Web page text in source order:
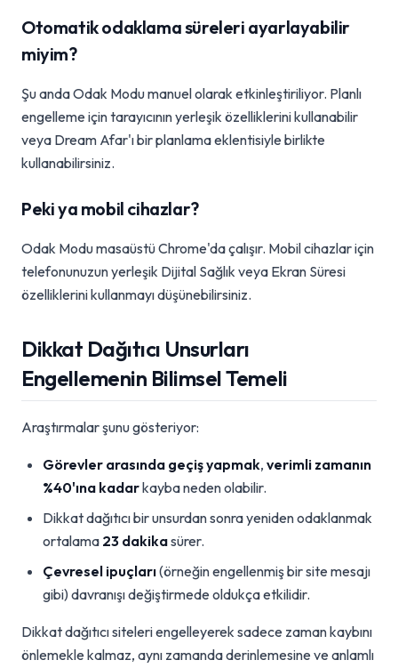
Otomatik odaklama süreleri ayarlayabilir
miyim?
Şu anda Odak Modu manuel olarak etkinleştiriliyor. Planlı
engelleme için tarayıcının yerleşik özelliklerini kullanabilir
veya Dream Afar'ı bir planlama eklentisiyle birlikte
kullanabilirsiniz.
Peki ya mobil cihazlar?
Odak Modu masaüstü Chrome'da çalışır. Mobil cihazlar için
telefonunuzun yerleşik Dijital Sağlık veya Ekran Süresi
özelliklerini kullanmayı düşünebilirsiniz.
Dikkat Dağıtıcı Unsurları
Engellemenin Bilimsel Temeli
Araştırmalar şunu gösteriyor:
Görevler arasında geçiş yapmak, verimli zamanın
%40'ına kadarkayba neden olabilir.
Dikkat dağıtıcı bir unsurdan sonra yeniden odaklanmak
ortalama 23 dakikasürer.
Çevresel ipuçları(örneğin engellenmiş bir site mesajı
gibi) davranışı değiştirmede oldukça etkilidir.
Dikkat dağıtıcı siteleri engelleyerek sadece zaman kaybını
önlemekle kalmaz, aynı zamanda derinlemesine ve anlamlı